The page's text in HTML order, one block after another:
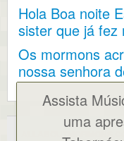
Hola Boa noite
sister que já fez
Os mormons
nossa senhora
Assista
uma